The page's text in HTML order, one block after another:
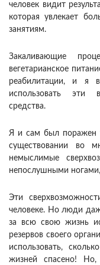
человек видит
которая увлекает
занятиям.
Закаливающие
вегетарианское
реабилитации, и я
использовать эти
средства.
Я и сам был поражен
существовании во
немыслимые
непослушными
Эти
человеке. Но люди
за всю свою жизнь
резервов своего
использовать,
жизней спасено! Но,